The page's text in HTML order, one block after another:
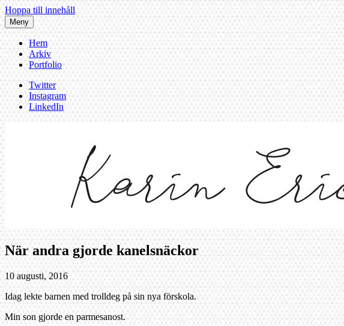
Hoppa till innehåll
Meny
Hem
Arkiv
Portfolio
Twitter
Instagram
LinkedIn
Karin af Malmoe
När andra gjorde kanelsnäckor
10 augusti, 2016
Idag lekte barnen med trolldeg på sin nya förskola.
Min son gjorde en parmesanost.